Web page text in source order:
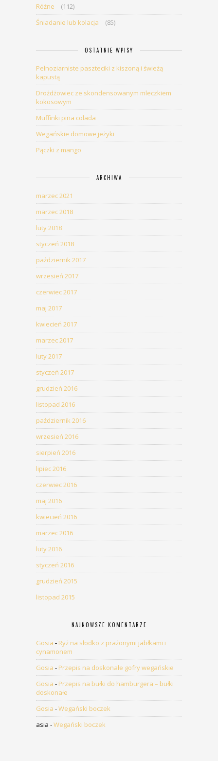
Różne
(112)
Śniadanie lub kolacja
(85)
OSTATNIE WPISY
Pełnoziarniste paszteciki z kiszoną i świeżą
kapustą
Drożdżowiec ze skondensowanym mleczkiem
kokosowym
Muffinki piña colada
Wegańskie domowe jeżyki
Pączki z mango
ARCHIWA
marzec 2021
marzec 2018
luty 2018
styczeń 2018
październik 2017
wrzesień 2017
czerwiec 2017
maj 2017
kwiecień 2017
marzec 2017
luty 2017
styczeń 2017
grudzień 2016
listopad 2016
październik 2016
wrzesień 2016
sierpień 2016
lipiec 2016
czerwiec 2016
maj 2016
kwiecień 2016
marzec 2016
luty 2016
styczeń 2016
grudzień 2015
listopad 2015
NAJNOWSZE KOMENTARZE
Gosia - Ryż na słodko z prażonymi jabłkami i
cynamonem
Gosia - Przepis na doskonałe gofry wegańskie
Gosia - Przepis na bułki do hamburgera – bułki
doskonałe
Gosia -Wegański boczek
asia -Wegański boczek